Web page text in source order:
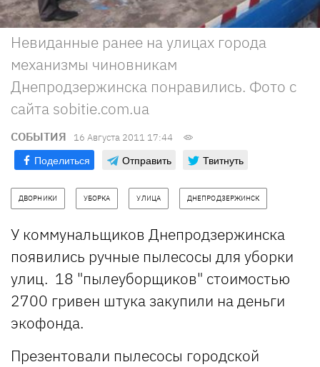
Невиданные ранее на улицах города
механизмы чиновникам
Днепродзержинска понравились. Фото с
сайта sobitie.com.ua
СОБЫТИЯ 16 Августа 2011 17:44
Поделиться Отправить Твитнуть
ДВОРНИКИ УБОРКА УЛИЦА ДНЕПРОДЗЕРЖИНСК
У коммунальщиков Днепродзержинска
появились ручные пылесосы для уборки
улиц. 18 "пылеуборщиков" стоимостью
2700 гривен штука закупили на деньги
экофонда.
Презентовали пылесосы городской